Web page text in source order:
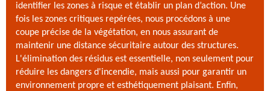
identifier les zones à risque et établir un plan d’action. Une
fois les zones critiques repérées, nous procédons à une
coupe précise de la végétation, en nous assurant de
maintenir une distance sécuritaire autour des structures.
L'élimination des résidus est essentielle, non seulement pour
réduire les dangers d'incendie, mais aussi pour garantir un
environnement propre et esthétiquement plaisant. Enfin,